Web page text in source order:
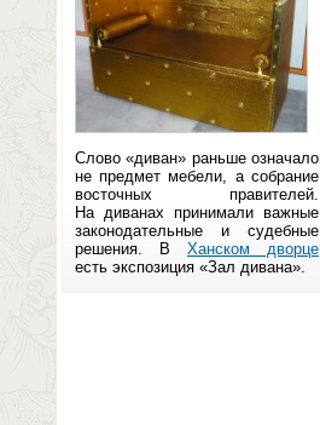
Слово «диван» раньше означало
не предмет мебели, а собрание
восточных правителей.
На диванах принимали важные
законодательные и судебные
решения. В Ханском дворце
есть экспозиция «Зал дивана».